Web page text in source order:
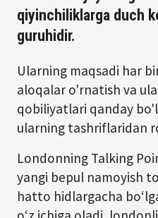
qiyinchiliklarga duch
guruhidir.
Ularning maqsadi har
aloqalar o'rnatish va
qobiliyatlari qanday
ularning tashriflaridan
Londonning Talking
yangi bepul namoyish
hatto hidlargacha